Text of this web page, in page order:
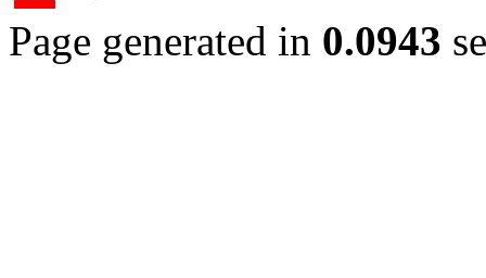
Page generated in 0.0943